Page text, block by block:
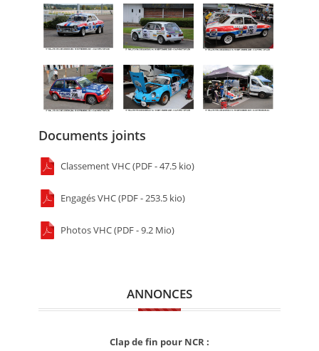
Documents joints
Classement VHC (PDF - 47.5 kio)
Engagés VHC (PDF - 253.5 kio)
Photos VHC (PDF - 9.2 Mio)
ANNONCES
Clap de fin pour NCR :